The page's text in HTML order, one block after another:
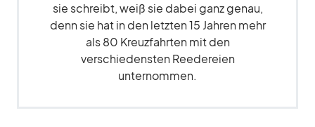
sie schreibt, weiß sie dabei ganz genau,
denn sie hat in den letzten 15 Jahren mehr
als 80 Kreuzfahrten mit den
verschiedensten Reedereien
unternommen.